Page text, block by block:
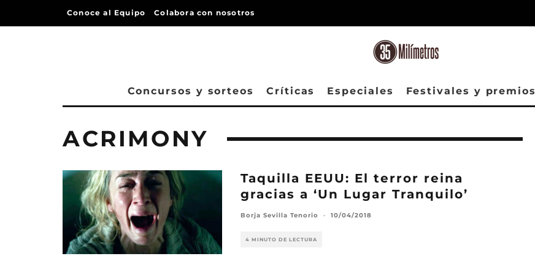
Conoce al Equipo Colabora con nosotros
Concursos y sorteos Críticas Especiales Festivales y premios
ACRIMONY
Taquilla EEUU: El terror reina
gracias a ‘Un Lugar Tranquilo’
Borja Sevilla Tenorio · 10/04/2018
4 MINUTO DE LECTURA